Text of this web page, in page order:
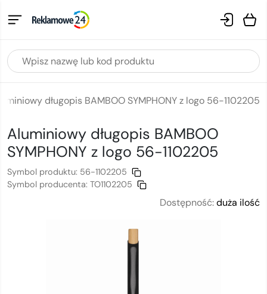
długopis BAMBOO SYMPHONY z logo 56-1102205
Aluminiowy długopis BAMBOO
SYMPHONY z logo 56-1102205
Symbol produktu: 56-1102205
Symbol producenta: TO1102205
Dostępność:duża ilość